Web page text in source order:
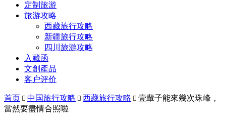
定制旅游
旅游攻略
西藏旅行攻略
新疆旅行攻略
四川旅游攻略
入藏函
文創產品
客户评价
首页  中国旅行攻略  西藏旅行攻略  壹輩子能來幾次珠峰，
當然要盡情合照啦